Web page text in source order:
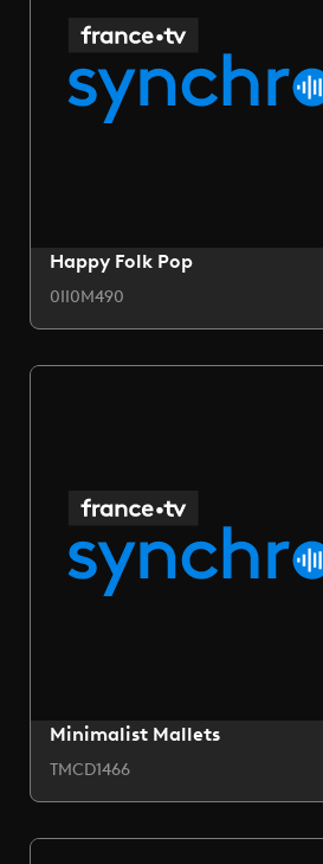
Happy Folk Pop
0II0M490
Minimalist Mallets
TMCD1466